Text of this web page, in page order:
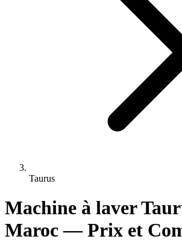
Taurus
Machine à laver
Maroc — Prix et